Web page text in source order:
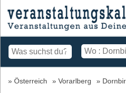
Österreich Vorarlberg